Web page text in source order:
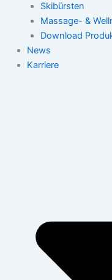
Skibürsten
Massage- &
Download
News
Karriere